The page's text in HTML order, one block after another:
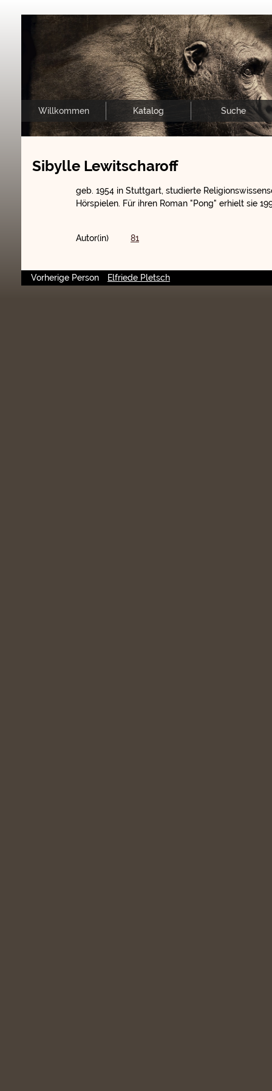
Willkommen Katalog Suche
Sibylle Lewitscharoff
geb. 1954 in Stuttgart, studierte
Hörspielen. Für ihren Roman "Pong" erhielt sie
Autor(in) 81
Vorherige Person Elfriede Pletsch